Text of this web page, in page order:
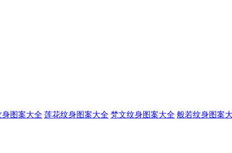
身图案大全 莲花纹身图案大全 梵文纹身图案大全 般若纹身图案